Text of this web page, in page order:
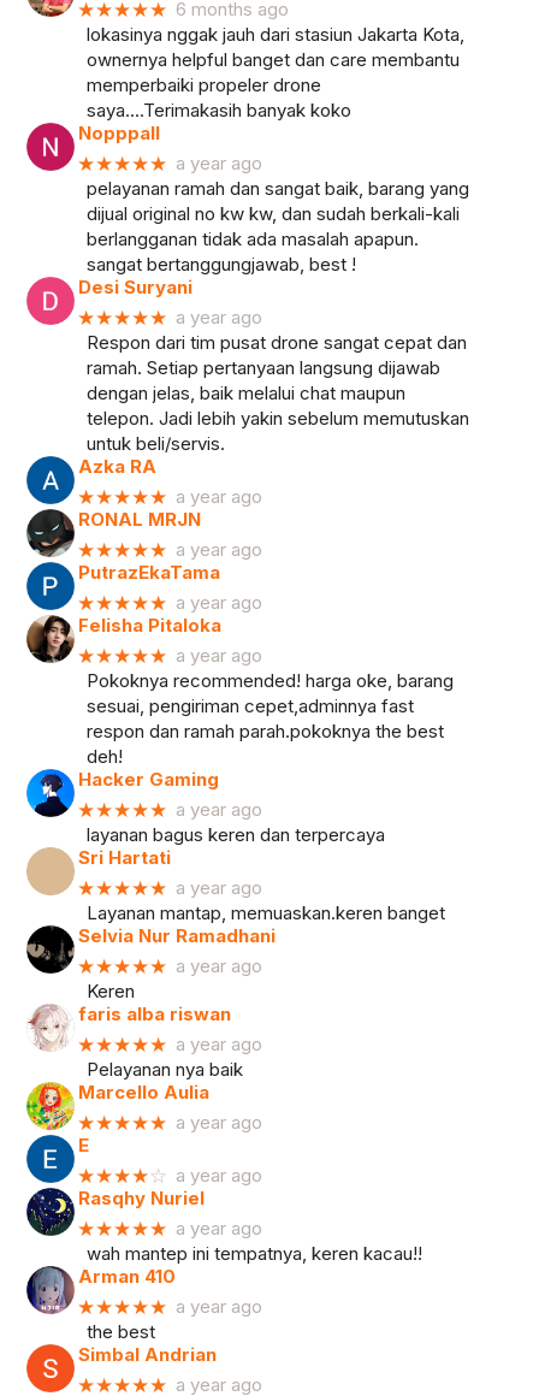
★★★★★ 6 months ago
lokasinya nggak jauh dari stasiun Jakarta Kota,
ownernya helpful banget dan care membantu
memperbaiki propeler drone
saya....Terimakasih banyak koko
Nopppall
★★★★★ a year ago
pelayanan ramah dan sangat baik, barang yang
dijual original no kw kw, dan sudah berkali-kali
berlangganan tidak ada masalah apapun.
sangat bertanggungjawab, best !
Desi Suryani
★★★★★ a year ago
Respon dari tim pusat drone sangat cepat dan
ramah. Setiap pertanyaan langsung dijawab
dengan jelas, baik melalui chat maupun
telepon. Jadi lebih yakin sebelum memutuskan
untuk beli/servis.
Azka RA
★★★★★ a year ago
RONAL MRJN
★★★★★ a year ago
PutrazEkaTama
★★★★★ a year ago
Felisha Pitaloka
★★★★★ a year ago
Pokoknya recommended! harga oke, barang
sesuai, pengiriman cepet,adminnya fast
respon dan ramah parah.pokoknya the best
deh!
Hacker Gaming
★★★★★ a year ago
layanan bagus keren dan terpercaya
Sri Hartati
★★★★★ a year ago
Layanan mantap, memuaskan.keren banget
Selvia Nur Ramadhani
★★★★★ a year ago
Keren
faris alba riswan
★★★★★ a year ago
Pelayanan nya baik
Marcello Aulia
★★★★★ a year ago
E
★★★★☆ a year ago
Rasqhy Nuriel
★★★★★ a year ago
wah mantep ini tempatnya, keren kacau!!
Arman 410
★★★★★ a year ago
the best
Simbal Andrian
★★★★★ a year ago